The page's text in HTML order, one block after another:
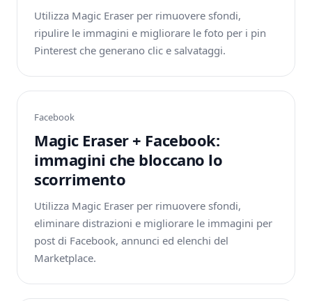
Utilizza Magic Eraser per rimuovere sfondi,
ripulire le immagini e migliorare le foto per i pin
Pinterest che generano clic e salvataggi.
Facebook
Magic Eraser + Facebook:
immagini che bloccano lo
scorrimento
Utilizza Magic Eraser per rimuovere sfondi,
eliminare distrazioni e migliorare le immagini per
post di Facebook, annunci ed elenchi del
Marketplace.